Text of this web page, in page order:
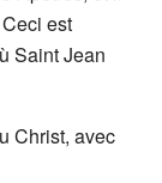
est
Saint Jean
Christ, avec